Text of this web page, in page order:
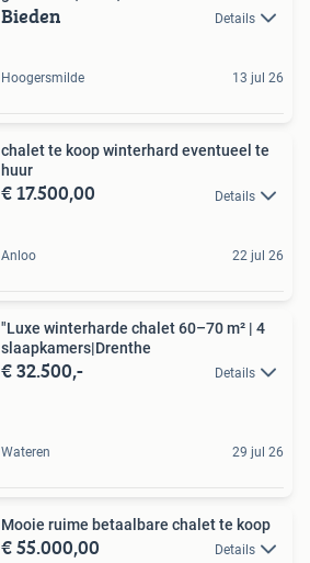
Bieden Details
Hoogersmilde 13 jul 26
chalet te koop winterhard eventueel te
huur
€ 17.500,00 Details
Anloo 22 jul 26
"Luxe winterharde chalet 60–70 m² | 4
slaapkamers|Drenthe
€ 32.500,- Details
Wateren 29 jul 26
Mooie ruime betaalbare chalet te koop
€ 55.000,00 Details